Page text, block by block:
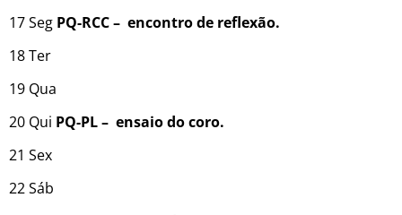
17 Seg PQ-RCC– encontro de reflexão.
18 Ter
19 Qua
20 Qui PQ-PL – ensaio do coro.
21 Sex
22 Sáb